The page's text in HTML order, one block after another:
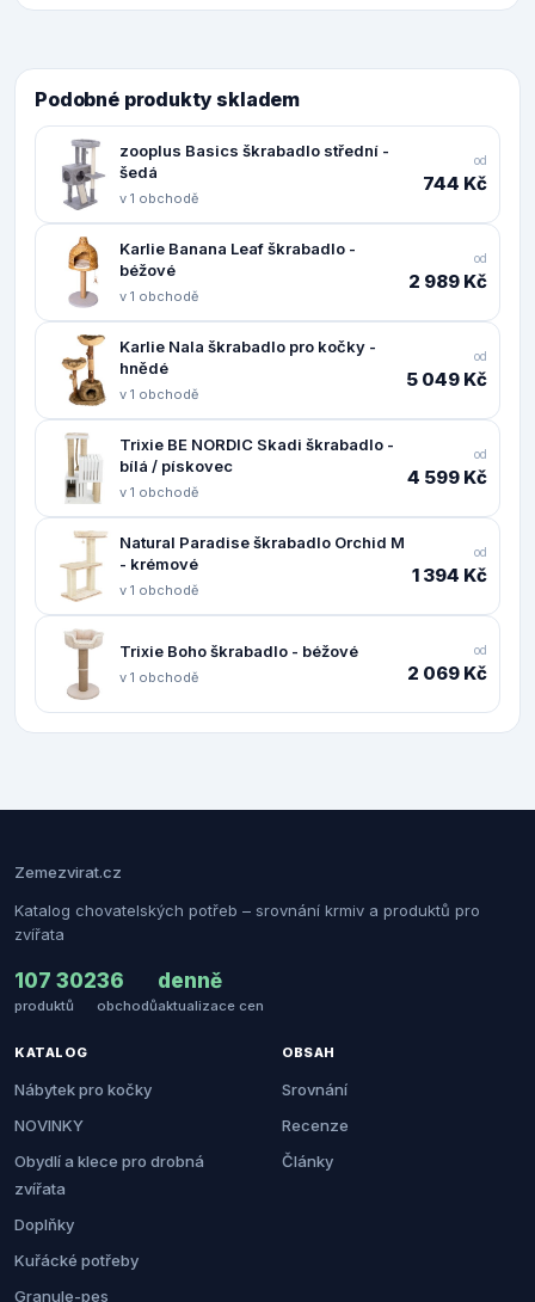
Podobné produkty skladem
zooplus Basics škrabadlo střední -
šedá
v 1 obchodě
od
744 Kč
Karlie Banana Leaf škrabadlo -
béžové
v 1 obchodě
od
2 989 Kč
Karlie Nala škrabadlo pro kočky -
hnědé
v 1 obchodě
od
5 049 Kč
Trixie BE NORDIC Skadi škrabadlo -
bílá / pískovec
v 1 obchodě
od
4 599 Kč
Natural Paradise škrabadlo Orchid M
- krémové
v 1 obchodě
od
1 394 Kč
Trixie Boho škrabadlo - béžové
v 1 obchodě
od
2 069 Kč
Zemezvirat.cz
Katalog chovatelských potřeb – srovnání krmiv a produktů pro
zvířata
107 302
produktů
36
obchodů
denně
aktualizace cen
KATALOG
Nábytek pro kočky
NOVINKY
Obydlí a klece pro drobná
zvířata
Doplňky
Kuřácké potřeby
Granule-pes
OBSAH
Srovnání
Recenze
Články